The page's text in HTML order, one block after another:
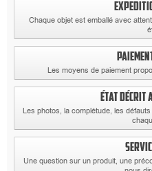
Chaque objet est emballé avec
Les moyens de paiement
ÉTAT DÉCRIT
Les photos, la complétude, les
Une question sur un produit, une